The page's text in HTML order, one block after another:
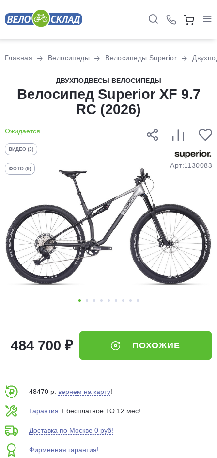
Главная Велосипеды Велосипеды Superior
ДВУХПОДВЕСЫ ВЕЛОСИПЕДЫ
Велосипед Superior XF 9.7
RC (2026)
Ожидается
ВИДЕО (3)
ФОТО (9) Арт:1130083
484 700 ₽ ПОХОЖИЕ
48470 р. вернем на карту!
Гарантия + бесплатное ТО 12 мес!
Доставка по Москве 0 руб!
Фирменная гарантия!
Разбейте
оплатуна части
без переплат
График платежей
Добавляйте товары
в корзину
Оплачивайте сегодня только
выбранный способом
75% будут
Подробнее